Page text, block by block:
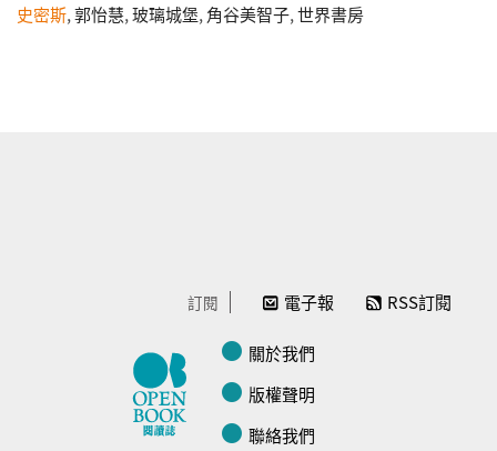
史密斯,郭怡慧,玻璃城堡,角谷美智子,世界書房
訂閱 電子報 RSS訂閱
關於我們
版權聲明
聯絡我們